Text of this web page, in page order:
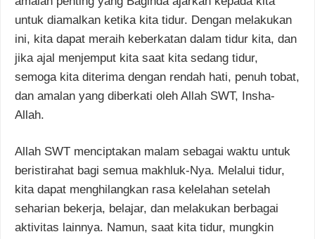
untuk diamalkan ketika kita tidur. Dengan melakukan
ini, kita dapat meraih keberkatan dalam tidur kita, dan
jika ajal menjemput kita saat kita sedang tidur,
semoga kita diterima dengan rendah hati, penuh tobat,
dan amalan yang diberkati oleh Allah SWT, Insha-
Allah.
Allah SWT menciptakan malam sebagai waktu untuk
beristirahat bagi semua makhluk-Nya. Melalui tidur,
kita dapat menghilangkan rasa kelelahan setelah
seharian bekerja, belajar, dan melakukan berbagai
aktivitas lainnya. Namun, saat kita tidur, mungkin